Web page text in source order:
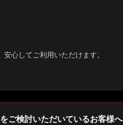
心してご利用いただけます。
ご検討いただいているお客様へ